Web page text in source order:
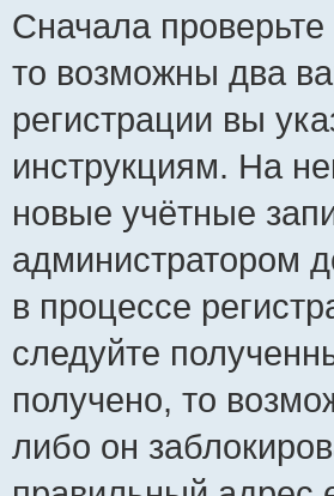
Сначала
то возможны два
регистрации вы
инструкциям. На
новые учётные
администратором
в процессе
следуйте
получено, то
либо он